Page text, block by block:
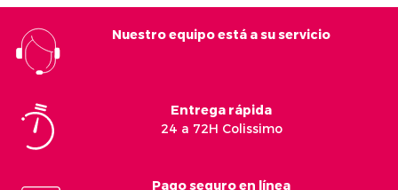
Nuestro equipo está a su servicio
Entrega rápida
24 a 72H Colissimo
Pago seguro en línea